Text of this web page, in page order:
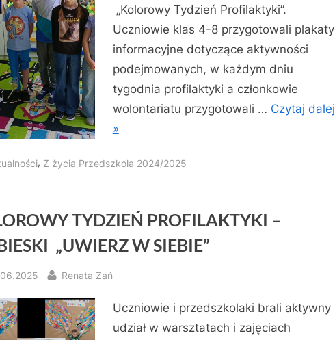
„Kolorowy Tydzień Profilaktyki”.
Uczniowie klas 4-8 przygotowali plakaty
informacyjne dotyczące aktywności
podejmowanych, w każdym dniu
tygodnia profilaktyki a członkowie
wolontariatu przygotowali … Czytaj dalej
»
, Z życia Przedszkola 2024/2025
TYDZIEŃ PROFILAKTYKI –
„UWIERZ W SIEBIE”
By
Renata Zań
Uczniowie i przedszkolaki brali aktywny
udział w warsztatach i zajęciach